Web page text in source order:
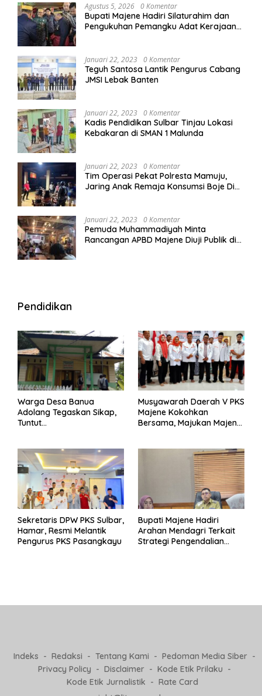
Agustus 5, 2026 0 Komentar
Bupati Majene Hadiri Silaturahim dan
Pengukuhan Pemangku Adat Kerajaan
Januari 22, 2023 0 Komentar
Teguh Santosa Lantik Pengurus Cabang
JMSI Lebak Banten
Januari 22, 2023 0 Komentar
Kadis Pendidikan Sulbar Tinjau Lokasi
Kebakaran di SMAN 1 Malunda
Januari 22, 2023 0 Komentar
Tim Operasi Pekat Polresta Mamuju,
Jaring Anak Remaja Konsumsi Boje Di
Januari 22, 2023 0 Komentar
Pemuda Muhammadiyah Minta
Rancangan APBD Majene Diuji Publik di
Pendidikan
Warga Desa Banua
Adolang Tegaskan Sikap,
Tuntut
Musyawarah Daerah V PKS
Majene Kokohkan
Bersama, Majukan Majene
Sekretaris DPW PKS Sulbar,
Hamar, Resmi Melantik
Pengurus PKS Pasangkayu
Bupati Majene Hadiri
Arahan Mendagri Terkait
Strategi Pengendalian
Indeks Redaksi Tentang Kami
Pedoman Media Siber
Privacy Policy
Disclaimer
Kode Etik Prilaku
Kode Etik Jurnalistik
Rate Card